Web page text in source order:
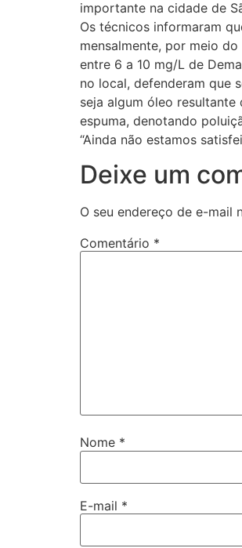
importante na cidade de
Os técnicos informaram
mensalmente, por meio
entre 6 a 10 mg/L de
no local, defenderam que
seja algum óleo
espuma, denotando
“Ainda não estamos
Deixe um
O seu endereço de e-mail
Comentário *
Nome *
E-mail *